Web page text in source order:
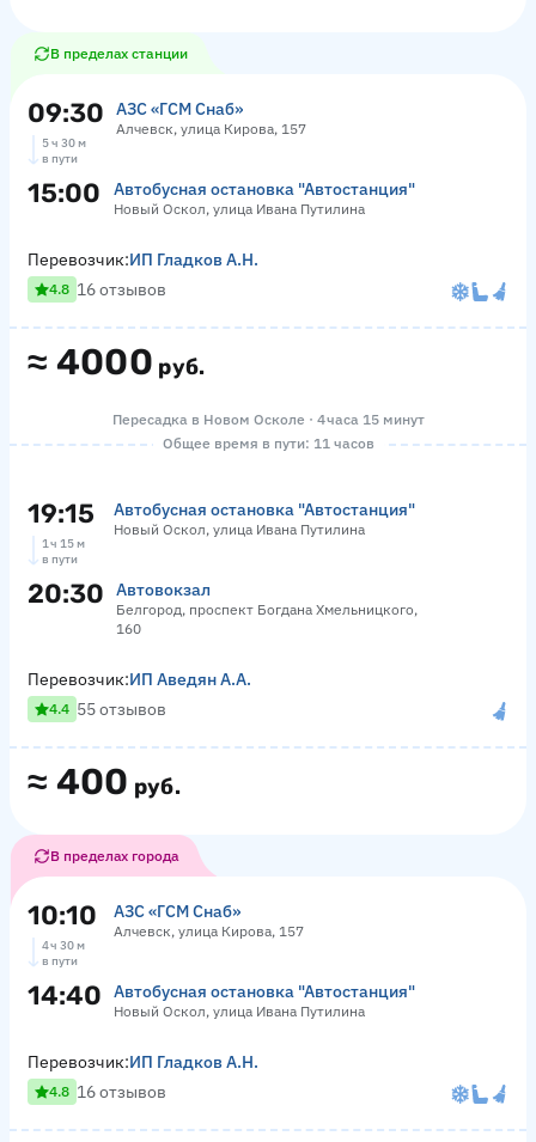
В пределах станции
09:30 АЗС «ГСМ Снаб»
Алчевск, улица Кирова, 157
5 ч 30 м
в пути
15:00 Автобусная остановка "Автостанция"
Новый Оскол, улица Ивана Путилина
≈ 4000 руб.
Перевозчик:ИП Гладков А.Н.
4.8 16 отзывов
Пересадка в Новом Осколе · 4 часа 15 минут
Общее время в пути: 11 часов
19:15 Автобусная остановка "Автостанция"
Новый Оскол, улица Ивана Путилина
1 ч 15 м
в пути
20:30 Автовокзал
Белгород, проспект Богдана Хмельницкого,
160
≈ 400 руб.
Перевозчик:ИП Аведян А.А.
4.4 55 отзывов
В пределах города
10:10 АЗС «ГСМ Снаб»
Алчевск, улица Кирова, 157
4 ч 30 м
в пути
14:40 Автобусная остановка "Автостанция"
Новый Оскол, улица Ивана Путилина
Перевозчик:ИП Гладков А.Н.
4.8 16 отзывов